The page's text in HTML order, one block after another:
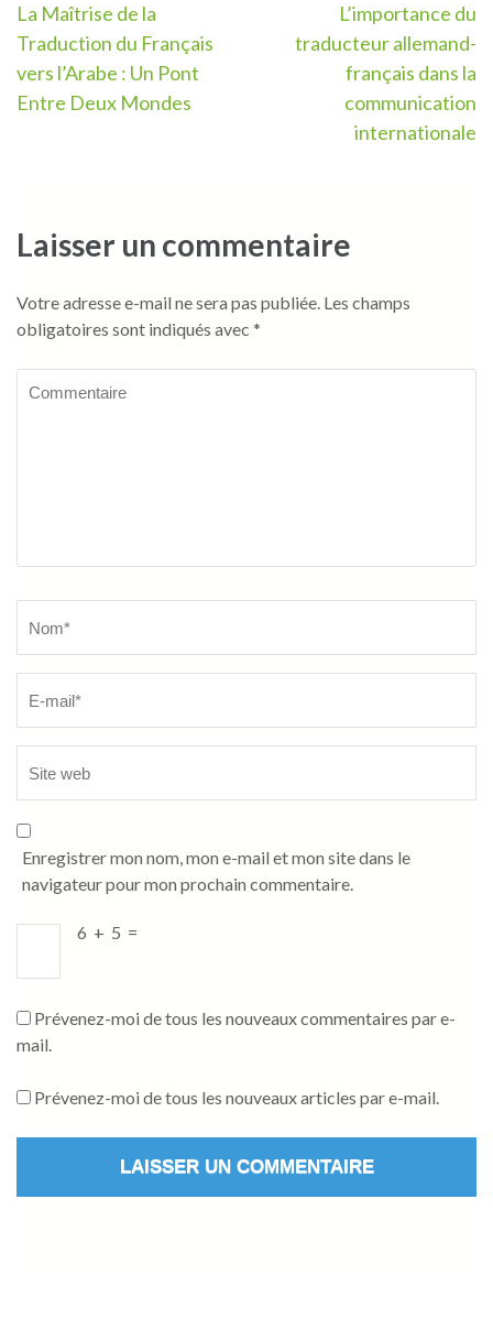
Navigation
de
l’article
La Maîtrise de la
Traduction du Français
vers l’Arabe : Un Pont
Entre Deux Mondes
L’importance du
traducteur allemand-
français dans la
communication
internationale
Laisser un commentaire
Votre adresse e-mail ne sera pas publiée. Les champs
obligatoires sont indiqués avec *
Enregistrer mon nom, mon e-mail et mon site dans le
navigateur pour mon prochain commentaire.
6 + 5 =
Prévenez-moi de tous les nouveaux commentaires par e-
mail.
Prévenez-moi de tous les nouveaux articles par e-mail.